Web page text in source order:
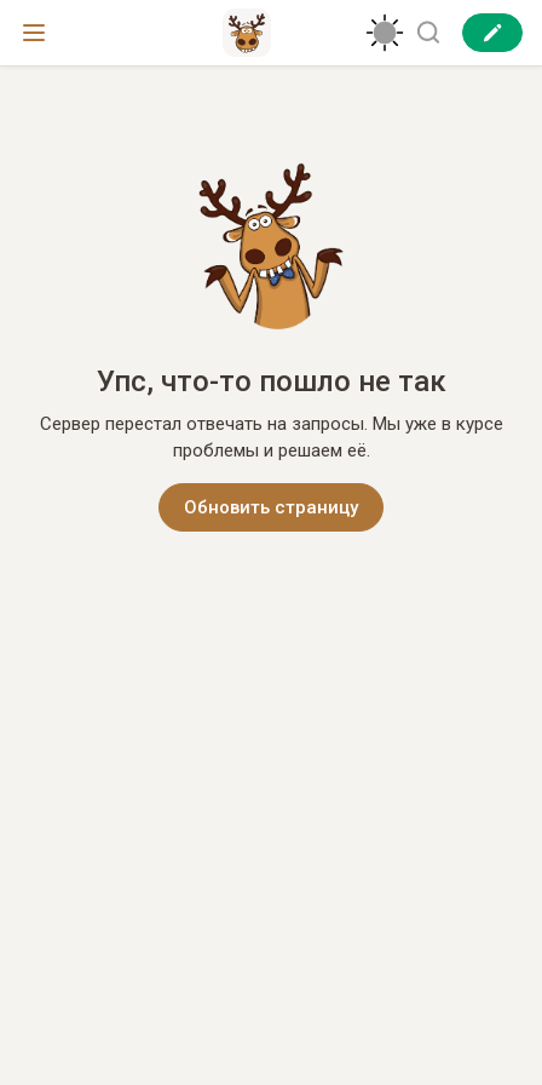
Упс, что-то пошло не так
Сервер перестал отвечать на запросы. Мы уже в курсе
проблемы и решаем её.
Обновить страницу